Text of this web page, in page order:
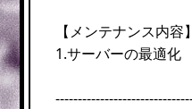
【メンテナンス内容】
1.サーバーの最適化